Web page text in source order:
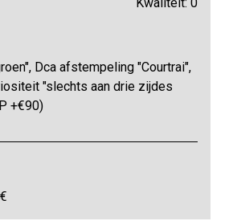
Dca afstempeling "Courtrai",
"slechts aan drie zijdes
+€90)
€